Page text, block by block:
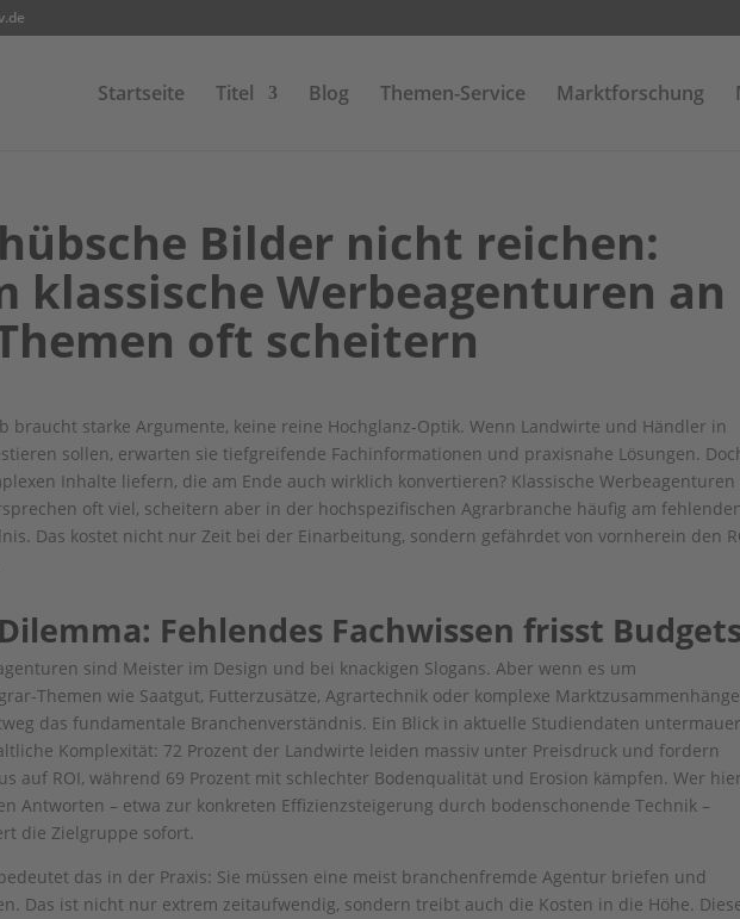
Startseite Titel Blog Themen-Service Marktforschung
Bilder nicht reichen:
klassische Werbeagenturen an
oft scheitern
braucht starke Argumente, keine reine Hochglanz-Optik. Wenn Landwirte und Händler in
sollen, erwarten sie tiefgreifende Fachinformationen und praxisnahe Lösungen.
Inhalte liefern, die am Ende auch wirklich konvertieren? Klassische Werbeagenturen
oft viel, scheitern aber in der hochspezifischen Agrarbranche häufig am
Das kostet nicht nur Zeit bei der Einarbeitung, sondern gefährdet von vornherein den
Fehlendes Fachwissen frisst
sind Meister im Design und bei knackigen Slogans. Aber wenn es um
Themen wie Saatgut, Futterzusätze, Agrartechnik oder komplexe Marktzusammenhänge
das fundamentale Branchenverständnis. Ein Blick in aktuelle Studiendaten
Komplexität: 72 Prozent der Landwirte leiden massiv unter Preisdruck und fordern
auf ROI, während 69 Prozent mit schlechter Bodenqualität und Erosion kämpfen. Wer
Antworten – etwa zur konkreten Effizienzsteigerung durch bodenschonende Technik –
die Zielgruppe sofort.
das in der Praxis: Sie müssen eine meist branchenfremde Agentur briefen und
Das ist nicht nur extrem zeitaufwendig, sondern treibt auch die Kosten in die Höhe.